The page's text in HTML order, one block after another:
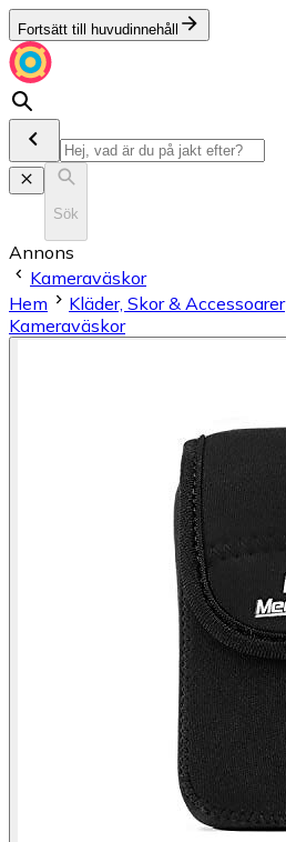
Fortsätt till huvudinnehåll
Sök
Annons
Kameraväskor
Hem
Kläder, Skor & Accessoarer
Kameraväskor